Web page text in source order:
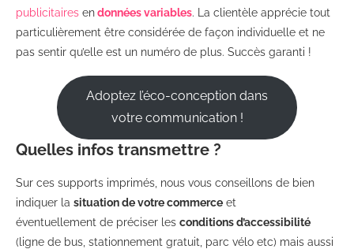
publicitaires endonnées variables. La clientèle apprécie tout
particulièrement être considérée de façon individuelle et ne
pas sentir qu’elle est un numéro de plus. Succès garanti !
Adoptez l’éco-conception dans
votre communication !
Quelles infos transmettre ?
Sur ces supports imprimés, nous vous conseillons de bien
indiquer la situation de votre commerce et
éventuellement de préciser les conditions d’accessibilité
(ligne de bus, stationnement gratuit, parc vélo etc) mais aussi